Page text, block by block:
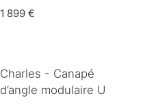
1 899 €
Charles - Canapé
d’angle modulaire U